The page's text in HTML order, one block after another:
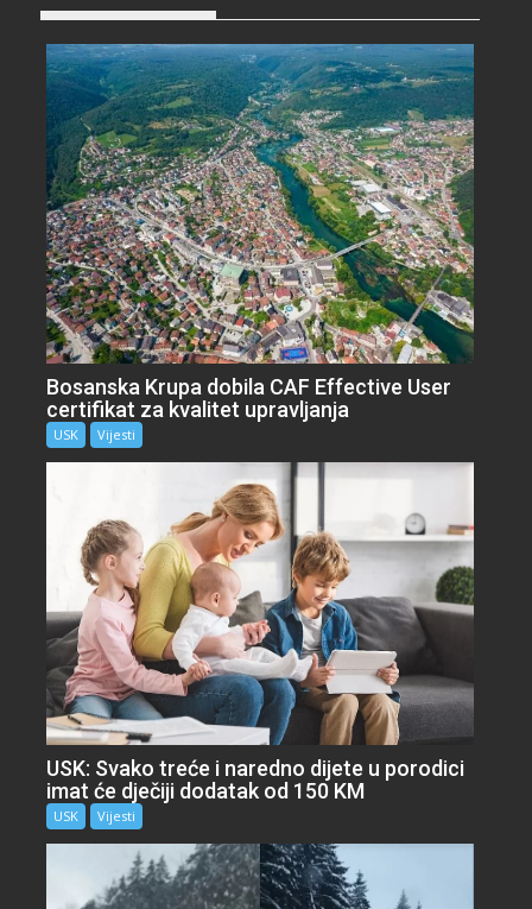
Bosanska Krupa dobila CAF Effective User
certifikat za kvalitet upravljanja
USK Vijesti
USK: Svako treće i naredno dijete u porodici
imat će dječiji dodatak od 150 KM
USK Vijesti